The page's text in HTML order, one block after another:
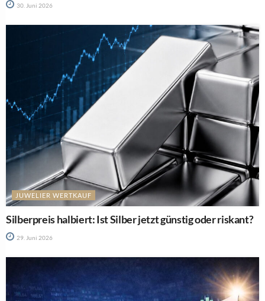
30. Juni 2026
JUWELIER WERTKAUF
Silberpreis halbiert: Ist Silber jetzt günstig oder riskant?
29. Juni 2026